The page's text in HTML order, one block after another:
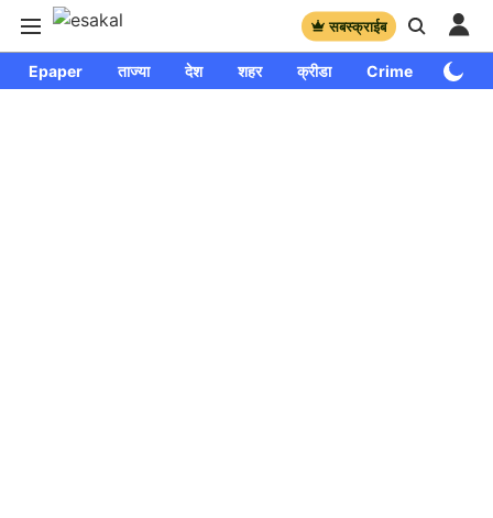
सबस्क्राईब
Epaper ताज्या देश शहर क्रीडा Crime